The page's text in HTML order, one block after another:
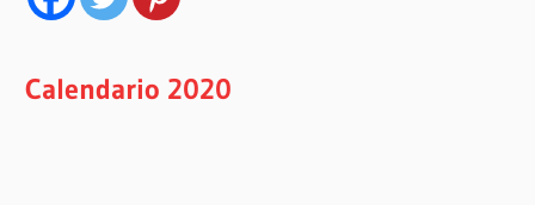
Calendario 2020